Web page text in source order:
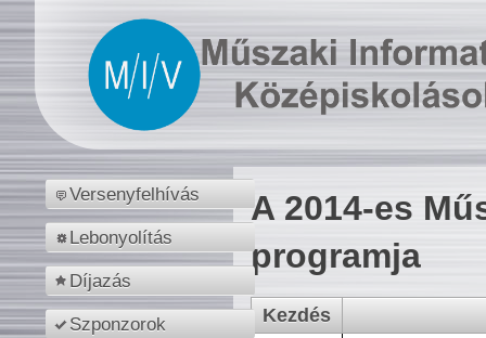
Versenyfelhívás
Lebonyolítás
Díjazás
Szponzorok
A 2014-es
programja
Kezdés